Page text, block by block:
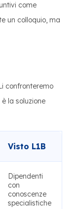
come
un colloquio, ma
confronteremo
la soluzione
Visto L1B
Dipendenti
con
conoscenze
specialistiche